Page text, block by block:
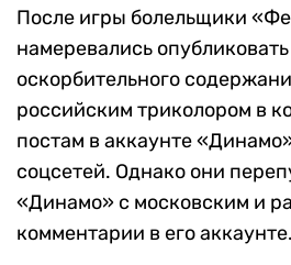
После игры болельщики
намеревались
оскорбительного
российским триколором в
постам в аккаунте
соцсетей. Однако они
«Динамо» с московским и
комментарии в его аккаунте.